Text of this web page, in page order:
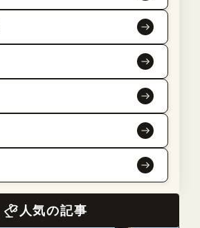
人気の記事